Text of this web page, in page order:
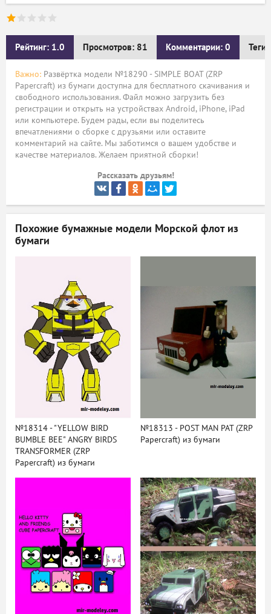
Рейтинг: 1.0 Просмотров: 81 Комментарии: 0 Теги:
Важно: Развёртка модели №18290 - SIMPLE BOAT (ZRP
Papercraft) из бумаги доступна для бесплатного скачивания и
свободного использования. Файл можно загрузить без
регистрации и открыть на устройствах Android, iPhone, iPad
или компьютере. Будем рады, если вы поделитесь
впечатлениями о сборке с друзьями или оставите
комментарий на сайте. Мы заботимся о вашем удобстве и
качестве материалов. Желаем приятной сборки!
Рассказать друзьям!
Похожие бумажные модели Морской флот из
бумаги
№18314 - "YELLOW BIRD
BUMBLE BEE" ANGRY BIRDS
TRANSFORMER (ZRP
Papercraft) из бумаги
№18313 - POST MAN PAT (ZRP
Papercraft) из бумаги